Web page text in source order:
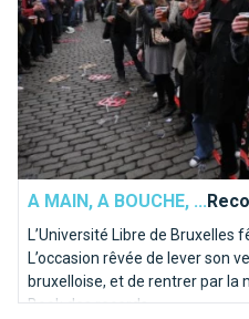
A MAIN, A BOUCHE, ...
L’Université Libre de Bruxelles
L’occasion rêvée de lever son
bruxelloise, et de rentrer par la
Book des records.